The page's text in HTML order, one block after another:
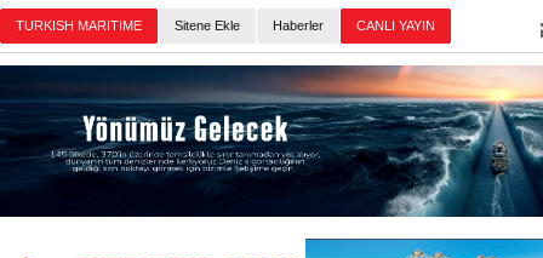
Sitene Ekle Haberler